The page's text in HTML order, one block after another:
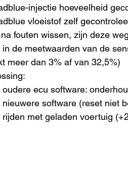
injectie hoeveelheid
vloeistof zelf
fouten wissen, zijn deze
in de meetwaarden van de
meer dan 3% af van 32,5%)
oudere ecu software:
nieuwere software (reset niet
rijden met geladen voertuig